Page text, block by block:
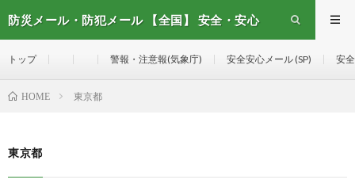
防災メール・防犯メール 【全国】 安全・安心
トップ 警報・注意報(気象庁) 安全安心メール (SP) 安
HOME 東京都
東京都